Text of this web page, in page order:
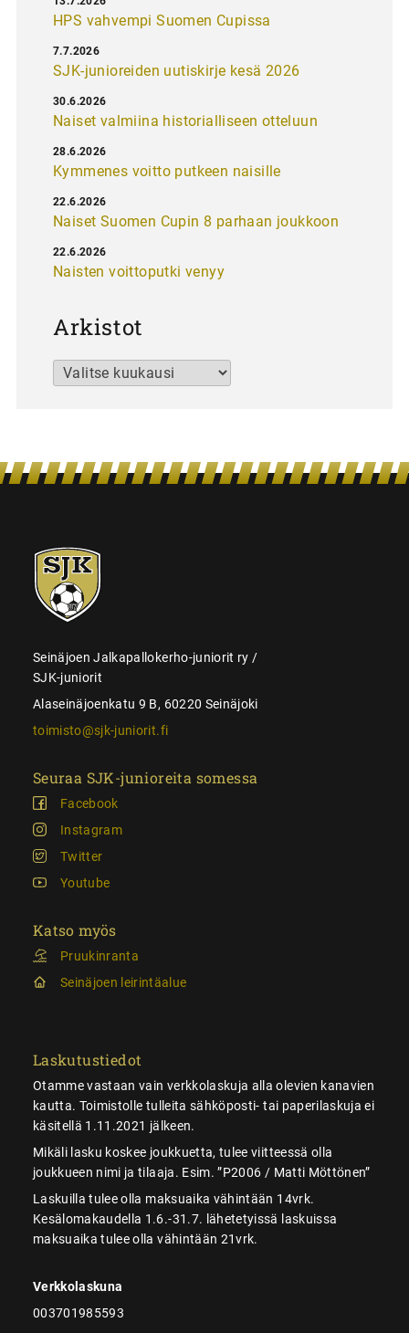
HPS vahvempi Suomen Cupissa
SJK-junioreiden uutiskirje kesä 2026
7.7.2026
Naiset valmiina historialliseen otteluun
30.6.2026
Kymmenes voitto putkeen naisille
28.6.2026
Naiset Suomen Cupin 8 parhaan joukkoon
22.6.2026
Naisten voittoputki venyy
22.6.2026
Arkistot
Arkistot
SJK-
juniorit
Seinäjoen Jalkapallokerho-juniorit ry /
SJK-juniorit
Alaseinäjoenkatu 9 B, 60220 Seinäjoki
toimisto@sjk-juniorit.fi
Seuraa SJK-junioreita somessa
Facebook
Instagram
Twitter
Youtube
Katso myös
Pruukinranta
Seinäjoen leirintäalue
Laskutustiedot
Otamme vastaan vain verkkolaskuja alla olevien kanavien
kautta. Toimistolle tulleita sähköposti- tai paperilaskuja ei
käsitellä 1.11.2021 jälkeen.
Mikäli lasku koskee joukkuetta, tulee viitteessä olla
joukkueen nimi ja tilaaja. Esim. ”P2006 / Matti Möttönen”
Laskuilla tulee olla maksuaika vähintään 14vrk.
Kesälomakaudella 1.6.-31.7. lähetetyissä laskuissa
maksuaika tulee olla vähintään 21vrk.
Verkkolaskuna
003701985593